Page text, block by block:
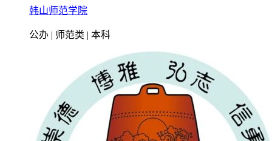
韩山师范学院
公办 | 师范类 | 本科